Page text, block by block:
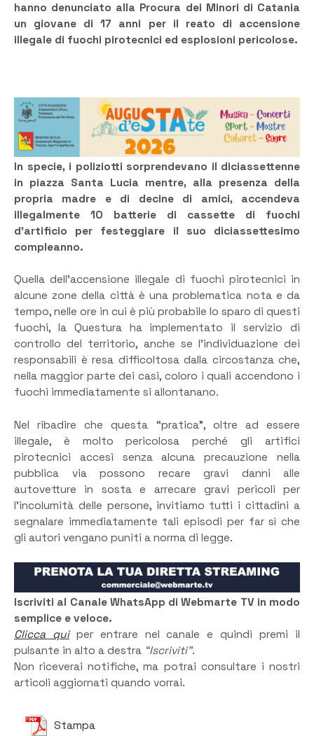
hanno denunciato alla Procura dei Minori di Catania
un giovane di 17 anni per il reato di accensione
illegale di fuochi pirotecnici ed esplosioni pericolose.
In specie, i poliziotti sorprendevano il diciassettenne
in piazza Santa Lucia mentre, alla presenza della
propria madre e di decine di amici, accendeva
illegalmente 10 batterie di cassette di fuochi
d’artificio per festeggiare il suo diciassettesimo
compleanno.
Quella dell’accensione illegale di fuochi pirotecnici in
alcune zone della città è una problematica nota e da
tempo, nelle ore in cui è più probabile lo sparo di questi
fuochi, la Questura ha implementato il servizio di
controllo del territorio, anche se l’individuazione dei
responsabili è resa difficoltosa dalla circostanza che,
nella maggior parte dei casi, coloro i quali accendono i
fuochi immediatamente si allontanano.
Nel ribadire che questa “pratica”, oltre ad essere
illegale, è molto pericolosa perché gli artifici
pirotecnici accesi senza alcuna precauzione nella
pubblica via possono recare gravi danni alle
autovetture in sosta e arrecare gravi pericoli per
l’incolumità delle persone, invitiamo tutti i cittadini a
segnalare immediatamente tali episodi per far sì che
gli autori vengano puniti a norma di legge.
Iscriviti al Canale WhatsApp di Webmarte TV in modo
semplice e veloce.
Clicca quiper entrare nel canale e quindi premi il
pulsante in alto a destra “Iscriviti”.
Non riceverai notifiche, ma potrai consultare i nostri
articoli aggiornati quando vorrai.
Stampa